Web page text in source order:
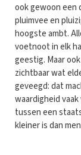
ook gewoon een
pluimvee en
hoogste ambt.
voetnoot in elk
geestig. Maar
zichtbaar wat
geveegd: dat
waardigheid
tussen een
kleiner is dan